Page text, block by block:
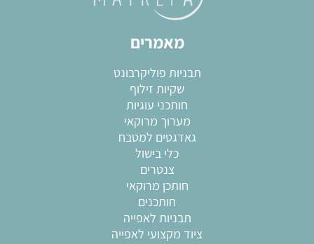
מאמרים
תבניות פוליקרבונט
שקיות זילוף
חותכני עוגיות
מערוך מרוקאי
גאדגטים למטבח
כלי בישול
צנטרים
חותכן מרוקאי
חותכנים
תבניות לאפייה
ציוד מקצועי לאפייה